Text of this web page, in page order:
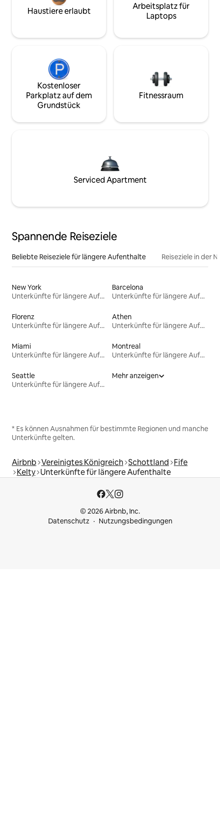
Haustiere erlaubt
Arbeitsplatz für
Laptops
Kostenloser
Parkplatz auf dem
Grundstück
Fitnessraum
Serviced Apartment
Spannende Reiseziele
Beliebte Reiseziele für längere Aufenthalte Reiseziele in der
New York
Unterkünfte für längere Aufenthalte
Barcelona
Unterkünfte für längere Aufenthalte
Florenz
Unterkünfte für längere Aufenthalte
Athen
Unterkünfte für längere Aufenthalte
Miami
Unterkünfte für längere Aufenthalte
Montreal
Unterkünfte für längere Aufenthalte
Seattle
Unterkünfte für längere Aufenthalte
Mehr anzeigen
* Es können Ausnahmen für bestimmte Regionen und manche
Unterkünfte gelten.
Airbnb Vereinigtes Königreich Schottland Fife
Kelty Unterkünfte für längere Aufenthalte
© 2026 Airbnb, Inc.
Datenschutz
Nutzungsbedingungen